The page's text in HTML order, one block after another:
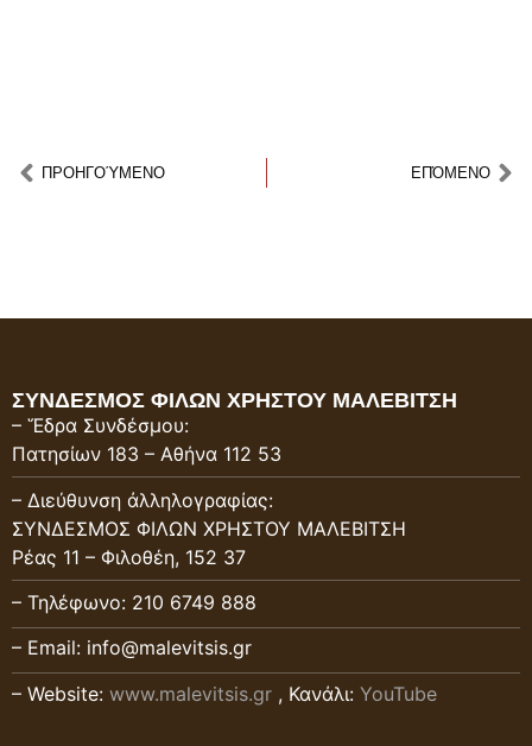
ΠΡΟΗΓOΎΜΕΝΟ ΕΠΌΜΕΝΟ
ΣΥΝΔΕΣΜΟΣ ΦΙΛΩΝ ΧΡΗΣΤΟΥ ΜΑΛΕΒΙΤΣΗ
– Ἕδρα Συνδέσμου:
Πατησίων 183 – Αθήνα 112 53
– Διεύθυνση ἀλληλογραφίας:
ΣΥΝΔΕΣΜΟΣ ΦΙΛΩΝ ΧΡΗΣΤΟΥ ΜΑΛΕΒΙΤΣΗ
Ρέας 11 – Φιλοθέη, 152 37
– Τηλέφωνο: 210 6749 888
– Email: info@malevitsis.gr
– Website: www.malevitsis.gr , Κανάλι: YouTube